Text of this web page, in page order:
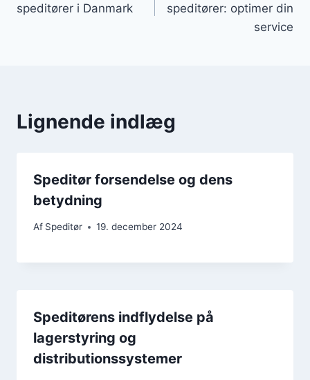
speditører i Danmark
speditører: optimer din
service
Lignende indlæg
Speditør forsendelse og dens
betydning
Af Speditør 19. december 2024
Speditørens indflydelse på
lagerstyring og
distributionssystemer